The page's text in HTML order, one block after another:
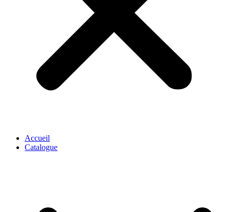
Accueil
Catalogue